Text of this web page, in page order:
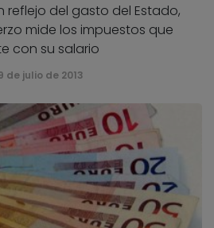
reflejo del gasto del Estado,
mide los impuestos que
con su salario
de julio de 2013